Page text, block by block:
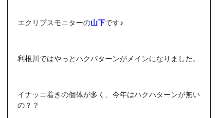
エクリプスモニターの山下です♪
利根川ではやっとハクパターンがメインになりました。
イナッコ着きの個体が多く、今年はハクパターンが無い
の？？